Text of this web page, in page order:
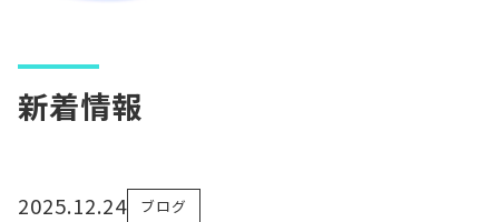
新着情報
2025.12.24 ブログ